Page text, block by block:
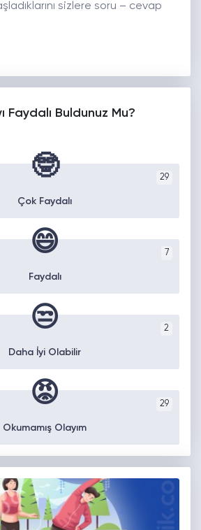
sizlere soru – cevap
Faydalı Buldunuz Mu?
29
🤓
Çok Faydalı
7
😄
Faydalı
2
😒
Daha İyi Olabilir
29
😡
Okumamış Olayım